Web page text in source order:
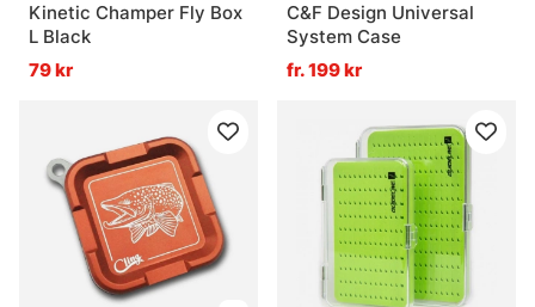
Kinetic Champer Fly Box
L Black
79 kr
C&F Design Universal
System Case
fr. 199 kr